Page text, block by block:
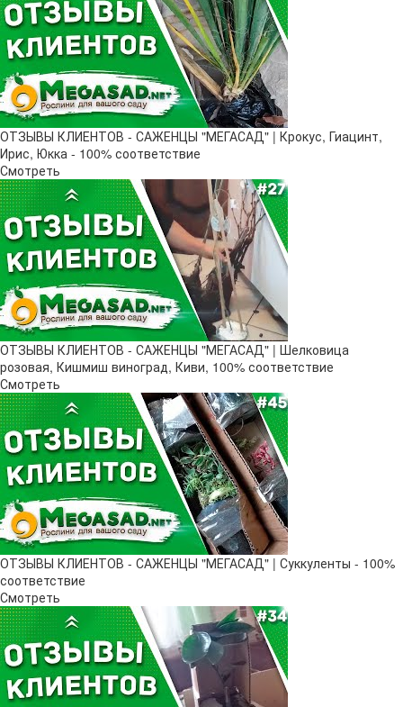
ОТЗЫВЫ КЛИЕНТОВ - САЖЕНЦЫ "МЕГАСАД" | Крокус, Гиацинт,
Ирис, Юкка - 100% соответствие
Смотреть
ОТЗЫВЫ КЛИЕНТОВ - САЖЕНЦЫ "МЕГАСАД" | Шелковица
розовая, Кишмиш виноград, Киви, 100% соответствие
Смотреть
ОТЗЫВЫ КЛИЕНТОВ - САЖЕНЦЫ "МЕГАСАД" | Суккуленты - 100%
соответствие
Смотреть